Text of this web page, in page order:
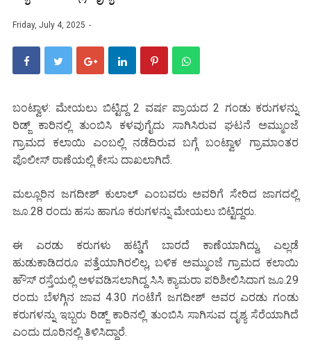
Friday, July 4, 2025
ಬಂಟ್ವಾಳ: ಮೇಯಲು ಬಿಟ್ಟಿದ್ದ 2 ವರ್ಷ ಪ್ರಾಯದ 2 ಗಂಡು ಕರುಗಳನ್ನು
ರಿಡ್ಜ್ ಕಾರಿನಲ್ಲಿ ತುಂಬಿಸಿ ಕಳವುಗೈದು ಸಾಗಿಸಿರುವ ಘಟನೆ ಅಮ್ಮುಂಜೆ
ಗ್ರಾಮದ ಕಲಾಯಿ ಎಂಬಲ್ಲಿ ನಡೆದಿರುವ ಬಗ್ಗೆ ಬಂಟ್ವಾಳ ಗ್ರಾಮಾಂತರ
ಪೊಲೀಸ್ ಠಾಣೆಯಲ್ಲಿ ಕೇಸು ದಾಖಲಾಗಿದೆ.
ಮಲ್ಲೂರಿನ ಜಗದೀಶ್ ಕುಲಾಲ್ ಎಂಬವರು ಅವರಿಗೆ ಸೇರಿದ ಜಾಗದಲ್ಲಿ
ಜೂ.28 ರಂದು ಹಸು ಹಾಗೂ ಕರುಗಳನ್ನು ಮೇಯಲು ಬಿಟ್ಟಿದ್ದರು.
ಈ ಎರಡು ಕರುಗಳು ಹಟ್ಡಿಗೆ ಬಾರದೆ ಕಾಣೆಯಾಗಿದ್ದು, ಎಲ್ಲಡೆ
ಹುಡುಕಾಡಿದರೂ ಪತ್ತೆಯಾಗಿರಲಿಲ್ಲ, ಬಳಿಕ ಅಮ್ಮುಂಜೆ ಗ್ರಾಮದ ಕಲಾಯಿ
ಹೌಸ್ ರಸ್ತೆಯಲ್ಲಿ ಅಳವಡಿಸಲಾಗಿದ್ದ ಸಿಸಿ ಕ್ಯಾಮರಾ ಪರಿಶೀಲಿಸಿದಾಗ ಜೂ.29
ರಂದು ಬೆಳಗ್ಗಿನ ಜಾವ 4.30 ಗಂಟೆಗೆ ಜಗದೀಶ್ ಅವರ ಎರಡು ಗಂಡು
ಕರುಗಳನ್ನು ಇಬ್ಬರು ರಿಡ್ಜ್ ಕಾರಿನಲ್ಲಿ ತುಂಬಿಸಿ ಸಾಗಿಸುವ ದೃಶ್ಯ ಸೆರೆಯಾಗಿದೆ
ಎಂದು ದೂರಿನಲ್ಲಿ ತಿಳಿಸಿದ್ದಾರೆ.